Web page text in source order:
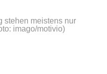
stehen meistens nur
imago/motivio)